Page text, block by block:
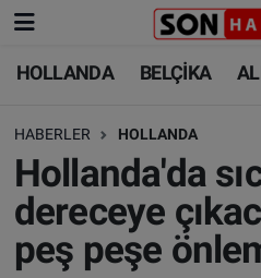
HOLLANDA BELÇİKA
HABERLER HOLLANDA
Hollanda'da
dereceye
peş peşe
HOLLANDA
BELÇİKA
ALMANYA
FRANSA
HOLLANDA
BELÇİKA
ALMANYA
TÜRKİYE
Nöbetçi Eczaneler
Hava Durumu
Trafik Durumu
Süper Lig Puan